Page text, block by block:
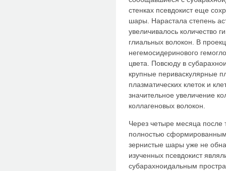
стенках псевдокист еще
шары. Нарастала степень
увеличивалось количество
глиальных волокон. В
негемосидеринового
цвета. Повсюду в
крупные периваскулярные
плазматических клеток и
значительное увеличение
коллагеновых волокон.
Через четыре месяца
полностью
зернистые шары уже не
изученных псевдокист
субарахноидальным